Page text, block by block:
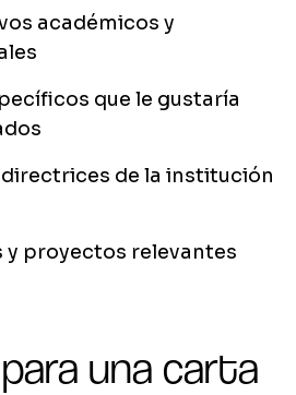
académicos y
que le gustaría
de la institución
y proyectos relevantes
una carta